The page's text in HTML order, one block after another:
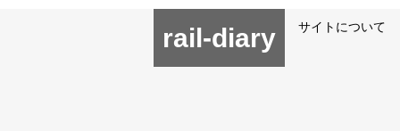
rail-diary サイトについて